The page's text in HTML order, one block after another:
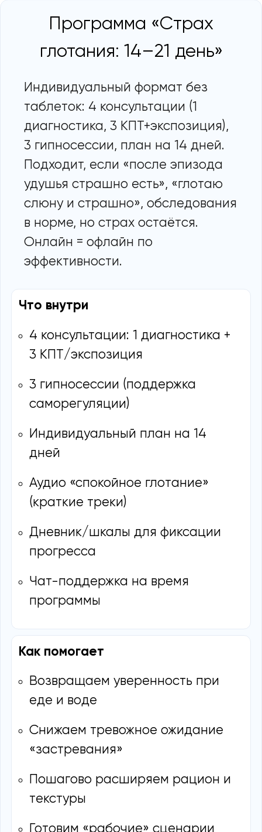
Программа «Страх
глотания: 14–21 день»
Индивидуальный формат без
таблеток: 4 консультации (1
диагностика, 3 КПТ+экспозиция),
3 гипносессии, план на 14 дней.
Подходит, если «после эпизода
удушья страшно есть», «глотаю
слюну и страшно», обследования
в норме, но страх остаётся.
Онлайн = офлайн по
эффективности.
Что внутри
4 консультации: 1 диагностика +
3 КПТ/экспозиция
3 гипносессии (поддержка
саморегуляции)
Индивидуальный план на 14
дней
Аудио «спокойное глотание»
(краткие треки)
Дневник/шкалы для фиксации
прогресса
Чат-поддержка на время
программы
Как помогает
Возвращаем уверенность при
еде и воде
Снижаем тревожное ожидание
«застревания»
Пошагово расширяем рацион и
текстуры
Готовим «рабочие» сценарии